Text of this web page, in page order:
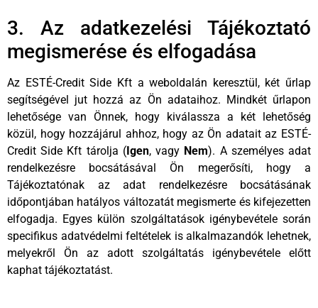
3. Az adatkezelési Tájékoztató
megismerése és elfogadása
Az ESTÉ-Credit Side Kft a weboldalán keresztül, két űrlap
segítségével jut hozzá az Ön adataihoz. Mindkét űrlapon
lehetősége van Önnek, hogy kiválassza a két lehetőség
közül, hogy hozzájárul ahhoz, hogy az Ön adatait az ESTÉ-
Credit Side Kft tárolja (Igen, vagy Nem). A személyes adat
rendelkezésre bocsátásával Ön megerősíti, hogy a
Tájékoztatónak az adat rendelkezésre bocsátásának
időpontjában hatályos változatát megismerte és kifejezetten
elfogadja. Egyes külön szolgáltatások igénybevétele során
specifikus adatvédelmi feltételek is alkalmazandók lehetnek,
melyekről Ön az adott szolgáltatás igénybevétele előtt
kaphat tájékoztatást.